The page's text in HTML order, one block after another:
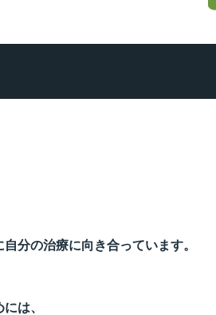
分の治療に向き合っています。
には、